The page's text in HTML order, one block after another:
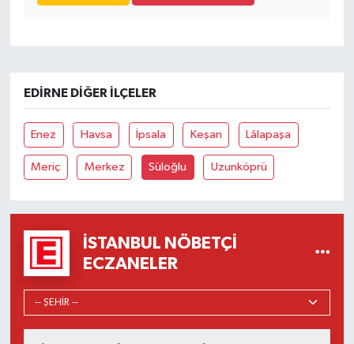
EDIRNE DIĞER İLÇELER
Enez Havsa İpsala Keşan Lâlapaşa
Meriç Merkez Süloğlu Uzunköprü
İSTANBUL NÖBETÇI
ECZANELER